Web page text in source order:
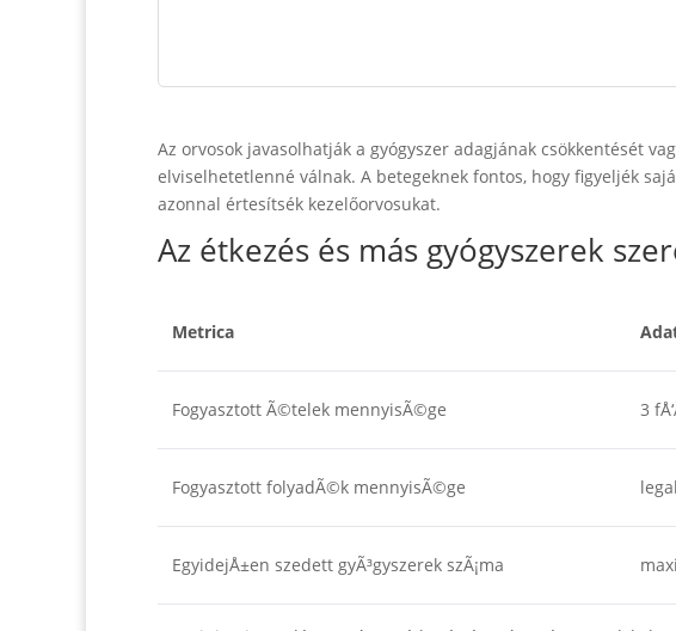
Az orvosok javasolhatják a gyógyszer adagjának csökkentését
elviselhetetlenné válnak. A betegeknek fontos, hogy figyeljék
azonnal értesítsék kezelőorvosukat.
Az étkezés és más gyógyszerek
Metrica
Fogyasztott Ã©telek mennyisÃ©ge 3
Fogyasztott folyadÃ©k mennyisÃ©ge
EgyidejÅ±en szedett gyÃ³gyszerek szÃ¡ma